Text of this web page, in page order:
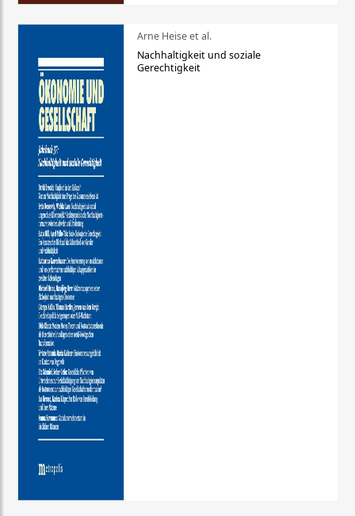
Arne Heise et al.
Nachhaltigkeit und soziale
Gerechtigkeit